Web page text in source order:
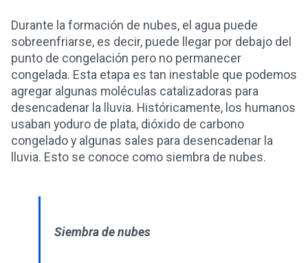
Durante la formación de nubes, el agua puede
sobreenfriarse, es decir, puede llegar por debajo del
punto de congelación pero no permanecer
congelada. Esta etapa es tan inestable que podemos
agregar algunas moléculas catalizadoras para
desencadenar la lluvia. Históricamente, los humanos
usaban yoduro de plata, dióxido de carbono
congelado y algunas sales para desencadenar la
lluvia. Esto se conoce como siembra de nubes.
Siembra de nubes